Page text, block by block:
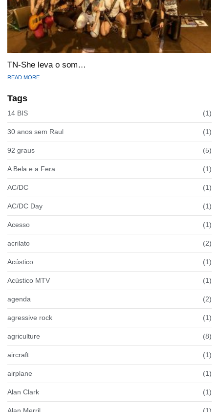
TN-She leva o som…
READ MORE
Tags
14 BIS (1)
30 anos sem Raul (1)
92 graus (5)
A Bela e a Fera (1)
AC/DC (1)
AC/DC Day (1)
Acesso (1)
acrilato (2)
Acústico (1)
Acústico MTV (1)
agenda (2)
agressive rock (1)
agriculture (8)
aircraft (1)
airplane (1)
Alan Clark (1)